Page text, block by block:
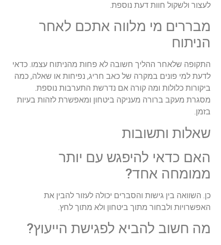
לעצור ולשקול חוות דעת נוספת.
מבררים מי מלווה אתכם לאחר
הניתוח
התקופה שלאחר ההליך חשובה לא פחות מהניתוח עצמו. כדאי
לדעת למי פונים במקרה של כאב חריג, נפיחות או שאלה, כמה
ביקורות כלולות ומה קורה אם נדרשת התערבות נוספת.
מסגרת מעקב ברורה מעניקה ביטחון ומאפשרת לזהות בעיות
בזמן.
שאלות ותשובות
האם כדאי להיפגש עם יותר
ממומחה אחד?
כן. השוואה בין גישות והסברים יכולה לעזור להבין את
האפשרויות ולבחור מתוך ביטחון ולא מתוך לחץ.
מה חשוב להביא לפגישת הייעוץ?